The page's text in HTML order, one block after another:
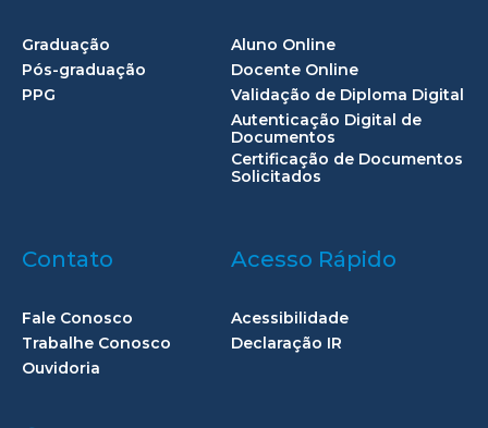
Graduação
Pós-graduação
PPG
Aluno Online
Docente Online
Validação de Diploma Digital
Autenticação Digital de
Documentos
Certificação de Documentos
Solicitados
Contato
Fale Conosco
Trabalhe Conosco
Ouvidoria
Acesso Rápido
Acessibilidade
Declaração IR